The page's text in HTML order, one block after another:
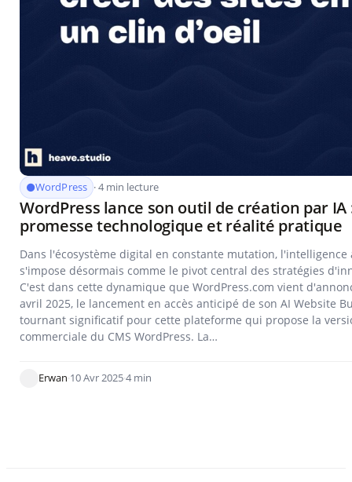
WordPress · 4 min lecture
WordPress lance son outil de création par
promesse technologique et réalité pratique
Dans l'écosystème digital en constante mutation,
s'impose désormais comme le pivot central des stratégies
C'est dans cette dynamique que WordPress.com vient
avril 2025, le lancement en accès anticipé de son AI Website
tournant significatif pour cette plateforme qui propose la
commerciale du CMS WordPress. La…
Erwan·10 Avr 2025·4 min